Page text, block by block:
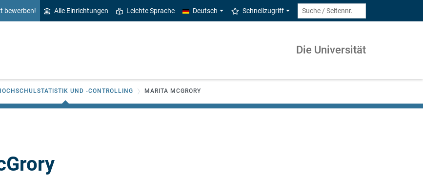
bewerben! Alle Einrichtungen Leichte Sprache Deutsch Schnellzugriff
Die Universität
UND -CONTROLLING MARITA MCGRORY